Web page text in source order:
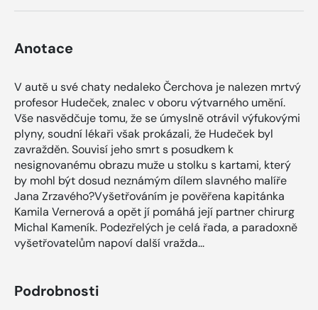
Anotace
V autě u své chaty nedaleko Čerchova je nalezen mrtvý
profesor Hudeček, znalec v oboru výtvarného umění.
Vše nasvědčuje tomu, že se úmyslně otrávil výfukovými
plyny, soudní lékaři však prokázali, že Hudeček byl
zavražděn. Souvisí jeho smrt s posudkem k
nesignovanému obrazu muže u stolku s kartami, který
by mohl být dosud neznámým dílem slavného malíře
Jana Zrzavého?Vyšetřováním je pověřena kapitánka
Kamila Vernerová a opět jí pomáhá její partner chirurg
Michal Kameník. Podezřelých je celá řada, a paradoxně
vyšetřovatelům napoví další vražda...
Podrobnosti